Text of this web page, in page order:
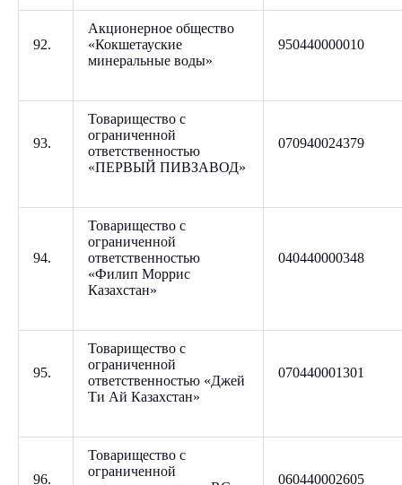
92.
Акционерное общество
«Кокшетауские
минеральные воды»
950440000010
93.
Товарищество с
ограниченной
ответственностью
«ПЕРВЫЙ ПИВЗАВОД»
070940024379
94.
Товарищество с
ограниченной
ответственностью
«Филип Моррис
Казахстан»
040440000348
95.
Товарищество с
ограниченной
ответственностью «Джей
Ти Ай Казахстан»
070440001301
96.
Товарищество с
ограниченной
060440002605